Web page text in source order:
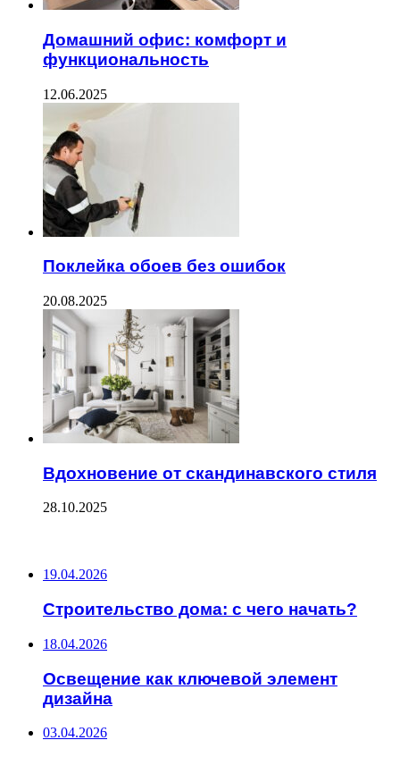
Домашний офис: комфорт и
функциональность
12.06.2025
Поклейка обоев без ошибок
20.08.2025
Вдохновение от скандинавского стиля
28.10.2025
19.04.2026
Строительство дома: с чего начать?
18.04.2026
Освещение как ключевой элемент
дизайна
03.04.2026